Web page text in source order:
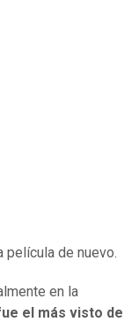
de nuevo.
en la
el más visto de